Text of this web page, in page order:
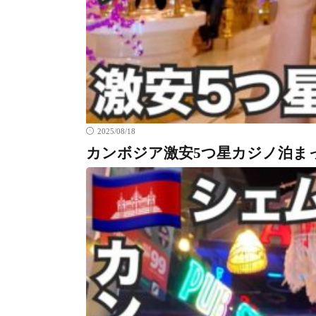
2025/08/18
カンボジア激安5つ星カジノ泊ま